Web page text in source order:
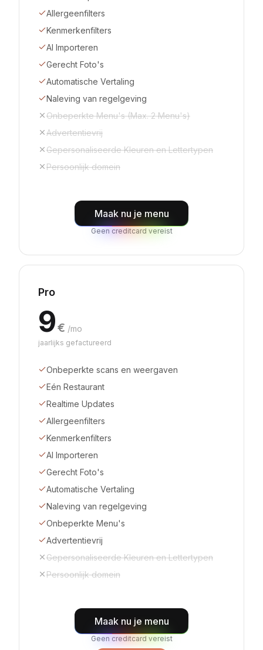
Allergeenfilters
Kenmerkenfilters
AI Importeren
Gerecht Foto's
Automatische Vertaling
Naleving van regelgeving
Onbeperkte Menu's (Max. 2 Menu's)
Advertentievrij
Gepersonaliseerde Kleuren en Lettertypen
Persoonlijk domein
Maak nu je menu
Geen creditcard vereist
Pro
9€ /mo
jaarlijks gefactureerd
Onbeperkte scans en weergaven
Eén Restaurant
Realtime Updates
Allergeenfilters
Kenmerkenfilters
AI Importeren
Gerecht Foto's
Automatische Vertaling
Naleving van regelgeving
Onbeperkte Menu's
Advertentievrij
Gepersonaliseerde Kleuren en Lettertypen
Persoonlijk domein
Maak nu je menu
Geen creditcard vereist